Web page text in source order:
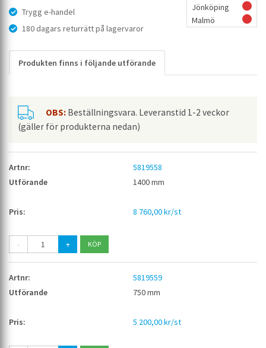
Trygg e-handel
180 dagars returrätt på lagervaror
Jönköping
Malmö
Produkten finns i följande utförande
OBS: Beställningsvara. Leveranstid 1-2 veckor
(gäller för produkterna nedan)
5819558
1400 mm
8 760,00 kr/st
- +
5819559
750 mm
5 200,00 kr/st